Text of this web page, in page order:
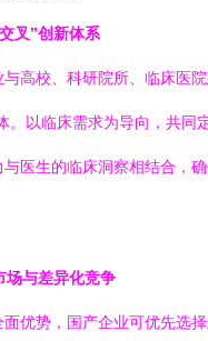
叉”创新体系
高校、科研院所、临床医院
。以临床需求为导向，共同
医生的临床洞察相结合，
场与差异化竞争
优势，国产企业可优先选